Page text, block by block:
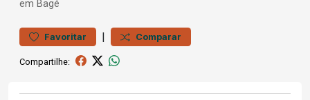
em Bagé
Favoritar | Comparar
Compartilhe: